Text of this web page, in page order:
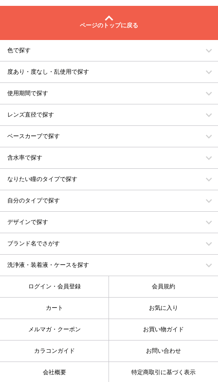
ページのトップに戻る
色で探す
度あり・度なし・乱使用で探す
使用期間で探す
レンズ直径で探す
ベースカーブで探す
含水率で探す
なりたい瞳のタイプで探す
自分のタイプで探す
デザインで探す
ブランド名でさがす
洗浄液・装着液・ケースを探す
ログイン・会員登録 会員規約
カート お気に入り
メルマガ・クーポン お買い物ガイド
カラコンガイド お問い合わせ
会社概要 特定商取引に基づく表示